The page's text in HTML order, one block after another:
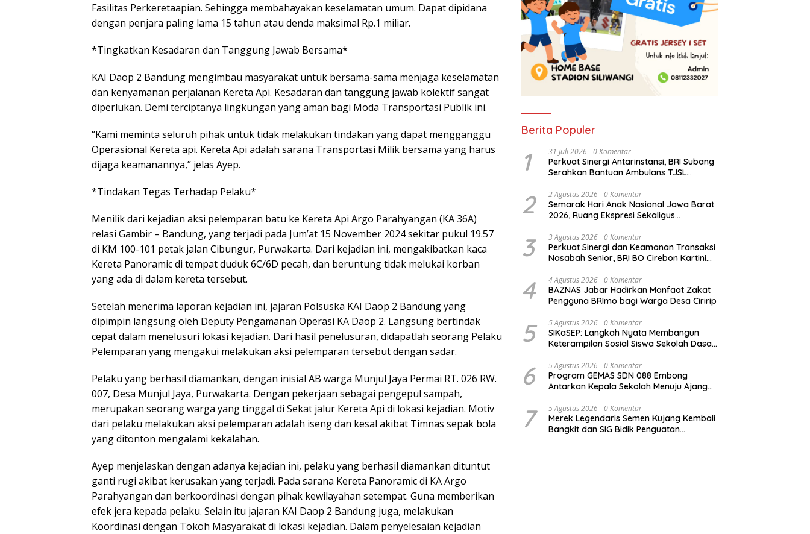
Fasilitas Perkeretaapian. Sehingga membahayakan keselamatan umum. Dapat dipidana
dengan penjara paling lama 15 tahun atau denda maksimal Rp.1 miliar.
*Tingkatkan Kesadaran dan Tanggung Jawab Bersama*
KAI Daop 2 Bandung mengimbau masyarakat untuk bersama-sama menjaga keselamatan
dan kenyamanan perjalanan Kereta Api. Kesadaran dan tanggung jawab kolektif sangat
diperlukan. Demi terciptanya lingkungan yang aman bagi Moda Transportasi Publik ini.
“Kami meminta seluruh pihak untuk tidak melakukan tindakan yang dapat mengganggu
Operasional Kereta api. Kereta Api adalah sarana Transportasi Milik bersama yang harus
dijaga keamanannya,” jelas Ayep.
*Tindakan Tegas Terhadap Pelaku*
Menilik dari kejadian aksi pelemparan batu ke Kereta Api Argo Parahyangan (KA 36A)
relasi Gambir – Bandung, yang terjadi pada Jum’at 15 November 2024 sekitar pukul 19.57
di KM 100-101 petak jalan Cibungur, Purwakarta. Dari kejadian ini, mengakibatkan kaca
Kereta Panoramic di tempat duduk 6C/6D pecah, dan beruntung tidak melukai korban
yang ada di dalam kereta tersebut.
Setelah menerima laporan kejadian ini, jajaran Polsuska KAI Daop 2 Bandung yang
dipimpin langsung oleh Deputy Pengamanan Operasi KA Daop 2. Langsung bertindak
cepat dalam menelusuri lokasi kejadian. Dari hasil penelusuran, didapatlah seorang Pelaku
Pelemparan yang mengakui melakukan aksi pelemparan tersebut dengan sadar.
Pelaku yang berhasil diamankan, dengan inisial AB warga Munjul Jaya Permai RT. 026 RW.
007, Desa Munjul Jaya, Purwakarta. Dengan pekerjaan sebagai pengepul sampah,
merupakan seorang warga yang tinggal di Sekat jalur Kereta Api di lokasi kejadian. Motiv
dari pelaku melakukan aksi pelemparan adalah iseng dan kesal akibat Timnas sepak bola
yang ditonton mengalami kekalahan.
Ayep menjelaskan dengan adanya kejadian ini, pelaku yang berhasil diamankan dituntut
ganti rugi akibat kerusakan yang terjadi. Pada sarana Kereta Panoramic di KA Argo
Parahyangan dan berkoordinasi dengan pihak kewilayahan setempat. Guna memberikan
efek jera kepada pelaku. Selain itu jajaran KAI Daop 2 Bandung juga, melakukan
Koordinasi dengan Tokoh Masyarakat di lokasi kejadian. Dalam penyelesaian kejadian
Berita Populer
1 31 Juli 2026 0 Komentar
Perkuat Sinergi Antarinstansi, BRI Subang
Serahkan Bantuan Ambulans TJSL
Penunjang Kesehatan Masyarakat
2 2 Agustus 2026 0 Komentar
Semarak Hari Anak Nasional Jawa Barat
2026, Ruang Ekspresi Sekaligus
3 3 Agustus 2026 0 Komentar
Perkuat Sinergi dan Keamanan Transaksi
Nasabah Senior, BRI BO Cirebon Kartini
4 4 Agustus 2026 0 Komentar
BAZNAS Jabar Hadirkan Manfaat Zakat
Pengguna BRImo bagi Warga Desa Ciririp
5 5 Agustus 2026 0 Komentar
SIKaSEP: Langkah Nyata Membangun
Keterampilan Sosial Siswa Sekolah Dasar
6 5 Agustus 2026 0 Komentar
Program GEMAS SDN 088 Embong
Antarkan Kepala Sekolah Menuju Ajang
Barat 2026
7 5 Agustus 2026 0 Komentar
Merek Legendaris Semen Kujang Kembali
Bangkit dan SIG Bidik Penguatan